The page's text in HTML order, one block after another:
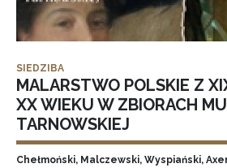
SIEDZIBA
MALARSTWO POLSKIE Z
XX WIEKU W ZBIORACH
TARNOWSKIEJ
Chełmoński, Malczewski, Wyspiański,